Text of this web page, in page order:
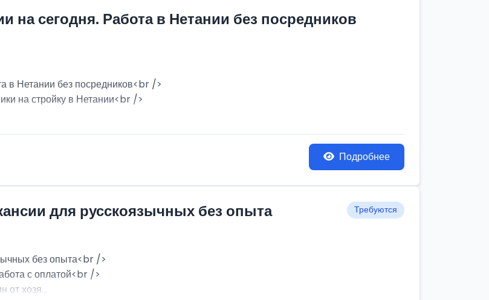
на сегодня. Работа в Нетании без посредников
в Нетании без посредников<br />
на стройку в Нетании<br />
Подробнее
для русскоязычных без опыта Требуются
без опыта<br />
с оплатой<br />
хозя...